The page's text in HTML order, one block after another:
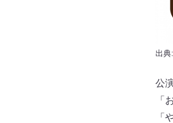
出典:
公
「
「